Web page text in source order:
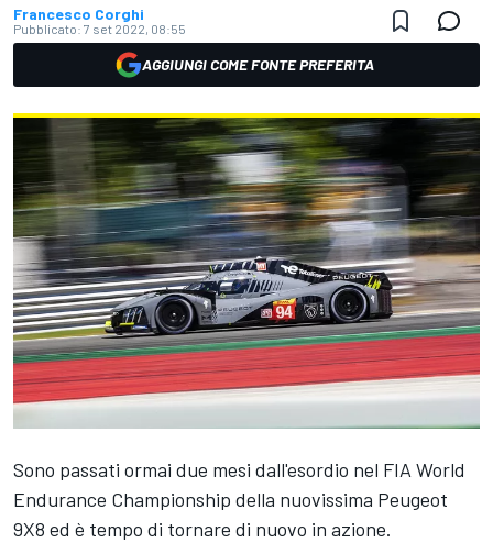
Francesco Corghi
Pubblicato: 7 set 2022, 08:55
AGGIUNGI COME FONTE PREFERITA
Sono passati ormai due mesi dall'esordio nel FIA World
Endurance Championship della nuovissima Peugeot
9X8 ed è tempo di tornare di nuovo in azione.